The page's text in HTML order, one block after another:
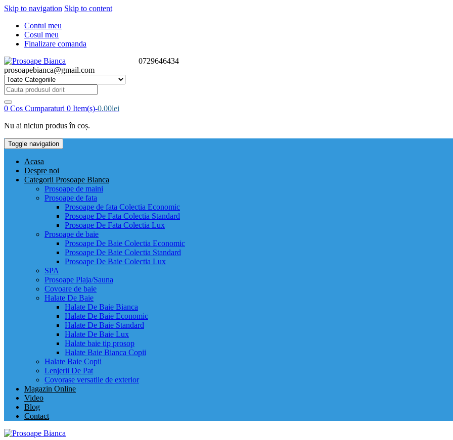
Skip to navigation Skip to content
Contul meu
Cosul meu
Finalizare comanda
0729646434
prosoapebianca@gmail.com
Cauta
produsul
dorit:
0 Cos Cumparaturi 0 Item(s)-0.00lei
Nu ai niciun produs în coș.
Toggle navigation
Acasa
Despre noi
Categorii Prosoape Bianca
Prosoape de maini
Prosoape de fata
Prosoape de fata Colectia Economic
Prosoape De Fata Colectia Standard
Prosoape De Fata Colectia Lux
Prosoape de baie
Prosoape De Baie Colectia Economic
Prosoape De Baie Colectia Standard
Prosoape De Baie Colectia Lux
SPA
Prosoape Plaja/Sauna
Covoare de baie
Halate De Baie
Halate De Baie Bianca
Halate De Baie Economic
Halate De Baie Standard
Halate De Baie Lux
Halate baie tip prosop
Halate Baie Bianca Copii
Halate Baie Copii
Lenjerii De Pat
Covorase versatile de exterior
Magazin Online
Video
Blog
Contact